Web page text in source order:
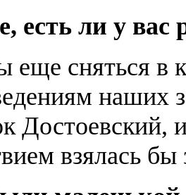
есть ли у вас
еще сняться в
наших
взялась